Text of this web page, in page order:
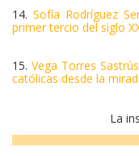
14. Sofía Rodríguez
primer tercio del siglo
15. Vega Torres
católicas desde la
La